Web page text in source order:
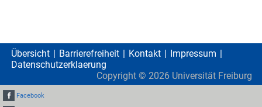
Übersicht Barrierefreiheit Kontakt
Impressum
Datenschutzerklaerung
Copyright © 2026 Universität Freiburg
Facebook